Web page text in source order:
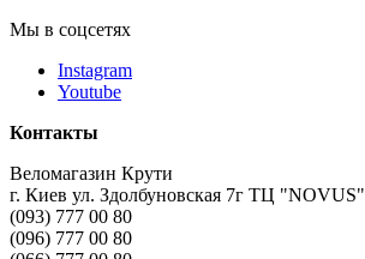
Мы в соцсетях
Instagram
Youtube
Контакты
Веломагазин Крути
г. Киев ул. Здолбуновская 7г ТЦ "NOVUS"
(093) 777 00 80
(096) 777 00 80